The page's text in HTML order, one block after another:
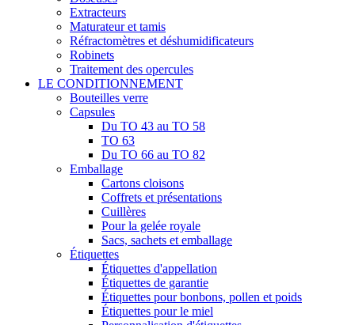
Extracteurs
Maturateur et tamis
Réfractomètres et déshumidificateurs
Robinets
Traitement des opercules
LE CONDITIONNEMENT
Bouteilles verre
Capsules
Du TO 43 au TO 58
TO 63
Du TO 66 au TO 82
Emballage
Cartons cloisons
Coffrets et présentations
Cuillères
Pour la gelée royale
Sacs, sachets et emballage
Étiquettes
Étiquettes d'appellation
Étiquettes de garantie
Étiquettes pour bonbons, pollen et poids
Étiquettes pour le miel